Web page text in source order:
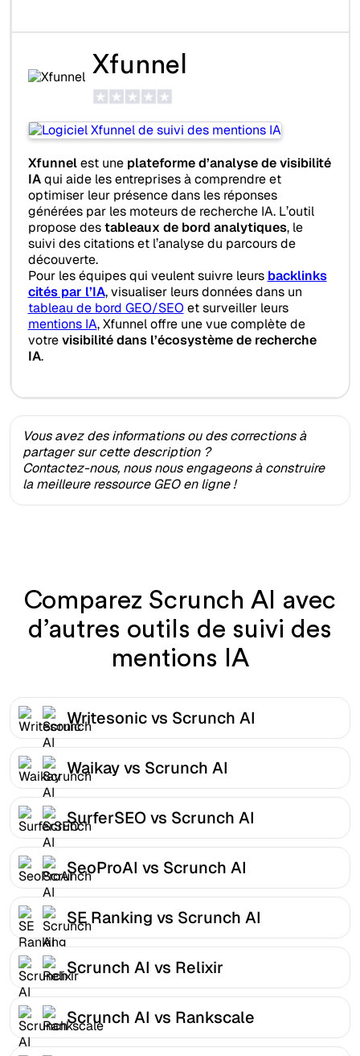
Xfunnel
Xfunnelest une plateforme d’analyse de visibilité
IAqui aide les entreprises à comprendre et
optimiser leur présence dans les réponses
générées par les moteurs de recherche IA. L’outil
propose destableaux de bord analytiques, le
suivi des citations et l’analyse du parcours de
découverte.
Pour les équipes qui veulent suivre leurs backlinks
cités par l’IA, visualiser leurs données dans un
tableau de bord GEO/SEO et surveiller leurs
mentions IA, Xfunnel offre une vue complète de
votrevisibilité dans l’écosystème de recherche
IA.
Vous avez des informations ou des corrections à
partager sur cette description ?
Contactez-nous, nous nous engageons à construire
la meilleure ressource GEO en ligne !
Comparez Scrunch AI avec
d’autres outils de suivi des
mentions IA
Writesonic vs Scrunch AI
Waikay vs Scrunch AI
SurferSEO vs Scrunch AI
SeoProAI vs Scrunch AI
SE Ranking vs Scrunch AI
Scrunch AI vs Relixir
Scrunch AI vs Rankscale